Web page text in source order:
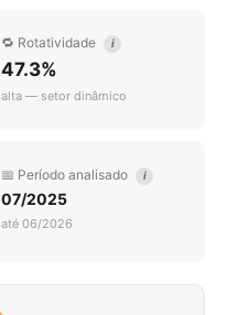
🔁 Rotatividade i
47.3%
alta — setor dinâmico
📅 Período analisado i
07/2025
até 06/2026